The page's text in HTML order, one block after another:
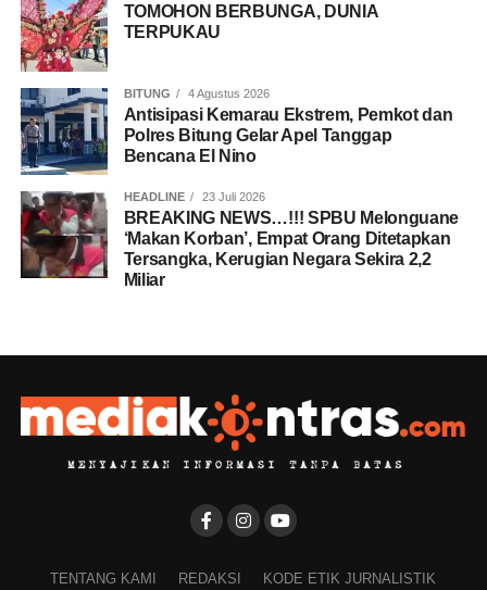
TOMOHON BERBUNGA, DUNIA
TERPUKAU
BITUNG 4 Agustus 2026
Antisipasi Kemarau Ekstrem, Pemkot dan
Polres Bitung Gelar Apel Tanggap
Bencana El Nino
HEADLINE 23 Juli 2026
BREAKING NEWS…!!! SPBU Melonguane
‘Makan Korban’, Empat Orang Ditetapkan
Tersangka, Kerugian Negara Sekira 2,2
Miliar
TENTANG KAMI REDAKSI KODE ETIK JURNALISTIK